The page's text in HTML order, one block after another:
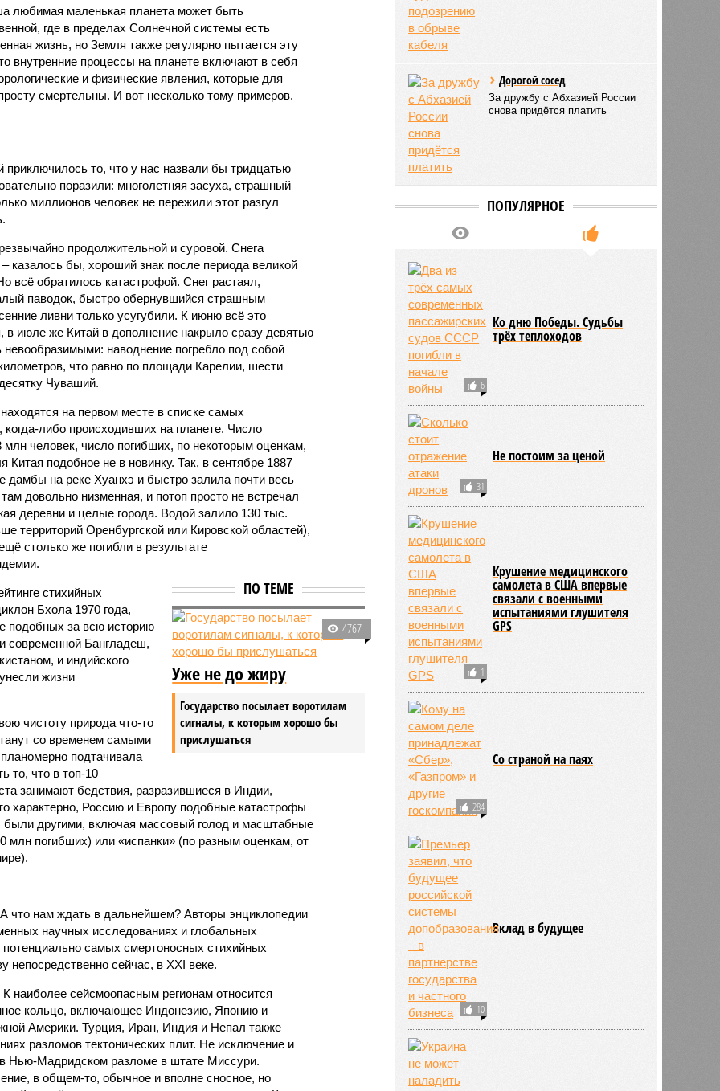
любимая маленькая планета может быть
где в пределах Солнечной системы есть
жизнь, но Земля также регулярно пытается эту
внутренние процессы на планете включают в себя
и физические явления, которые для
смертельны. И вот несколько тому примеров.
то, что у нас назвали бы тридцатью
поразили: многолетняя засуха, страшный
миллионов человек не пережили этот разгул
продолжительной и суровой. Снега
казалось бы, хороший знак после периода великой
всё обратилось катастрофой. Снег растаял,
паводок, быстро обернувшийся страшным
ливни только усугубили. К июню всё это
в июле же Китай в дополнение накрыло сразу девятью
наводнение погребло под собой
что равно по площади Карелии, шести
Чуваший.
на первом месте в списке самых
либо происходивших на планете. Число
млн человек, число погибших, по некоторым оценкам,
подобное не в новинку. Так, в сентябре 1887
дамбы на реке Хуанхэ и быстро залила почти весь
довольно низменная, и потоп просто не встречал
деревни и целые города. Водой залило 130 тыс.
территорий Оренбургской или Кировской областей),
столько же погибли в результате
ПО ТЕМЕ
4767
Уже не до жиру
Государство посылает воротилам
сигналы, к которым хорошо бы
прислушаться
стихийных
Бхола 1970 года,
за всю историю
современной Бангладеш,
и индийского
жизни
чистоту природа что-то
со временем самыми
подтачивала
то, что в топ-10
занимают бедствия, разразившиеся в Индии,
характерно, Россию и Европу подобные катастрофы
были другими, включая массовый голод и масштабные
млн погибших) или «испанки» (по разным оценкам, от
что нам ждать в дальнейшем? Авторы энциклопедии
научных исследованиях и глобальных
потенциально самых смертоносных стихийных
непосредственно сейчас, в XXI веке.
наиболее сейсмоопасным регионам относится
кольцо, включающее Индонезию, Японию и
Америки. Турция, Иран, Индия и Непал также
разломов тектонических плит. Не исключение и
Нью-Мадридском разломе в штате Миссури.
в общем-то, обычное и вполне сносное, но
Дорогой сосед
За дружбу с Абхазией России
снова придётся платить
ПОПУЛЯРНОЕ
6
Ко дню Победы. Судьбы
трёх теплоходов
31
Не постоим за ценой
1
Крушение медицинского
самолета в США впервые
связали с военными
испытаниями глушителя
GPS
284
Со страной на паях
10
Вклад в будущее